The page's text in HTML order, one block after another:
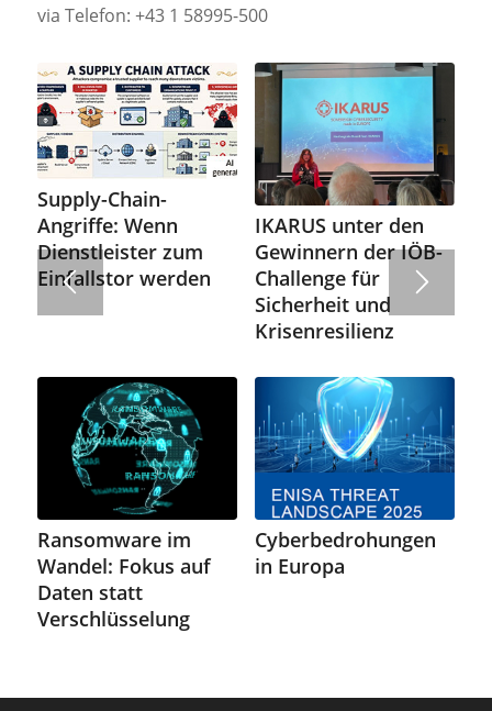
via Telefon: +43 1 58995-500
Supply-Chain-
Angriffe: Wenn
Dienstleister zum
Einfallstor werden
IKARUS unter den
Gewinnern der IÖB-
Challenge für
Sicherheit und
Krisenresilienz
Ransomware im
Wandel: Fokus auf
Daten statt
Verschlüsselung
Cyberbedrohungen
in Europa